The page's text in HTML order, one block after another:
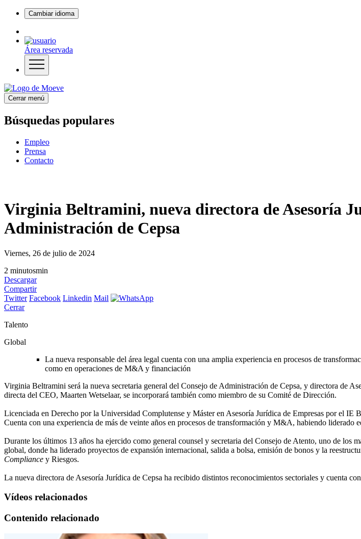
Cambiar idioma
Área reservada
Cerrar menú
Búsquedas populares
Empleo
Prensa
Contacto
Virginia Beltramini, nueva directora de Asesoría
Administración de Cepsa
Viernes, 26 de julio de 2024
2 minutosmin
Descargar
Compartir
Twitter Facebook Linkedin Mail
Cerrar
Talento
Global
La nueva responsable del área legal cuenta con una amplia experiencia en procesos de
como en operaciones de M&A y financiación
Virginia Beltramini será la nueva secretaria general del Consejo de Administración de Cepsa, y directora de
directa del CEO, Maarten Wetselaar, se incorporará también como miembro de su Comité de Dirección.
Licenciada en Derecho por la Universidad Complutense y Máster en Asesoría Jurídica de Empresas por el
Cuenta con una experiencia de más de veinte años en procesos de transformación y M&A, habiendo
Durante los últimos 13 años ha ejercido como general counsel y secretaria del Consejo de Atento, uno de los
global, donde ha liderado proyectos de expansión internacional, salida a bolsa, emisión de bonos y la
Compliance y Riesgos.
La nueva directora de Asesoría Jurídica de Cepsa ha recibido distintos reconocimientos sectoriales y cuenta
Vídeos relacionados
Contenido relacionado